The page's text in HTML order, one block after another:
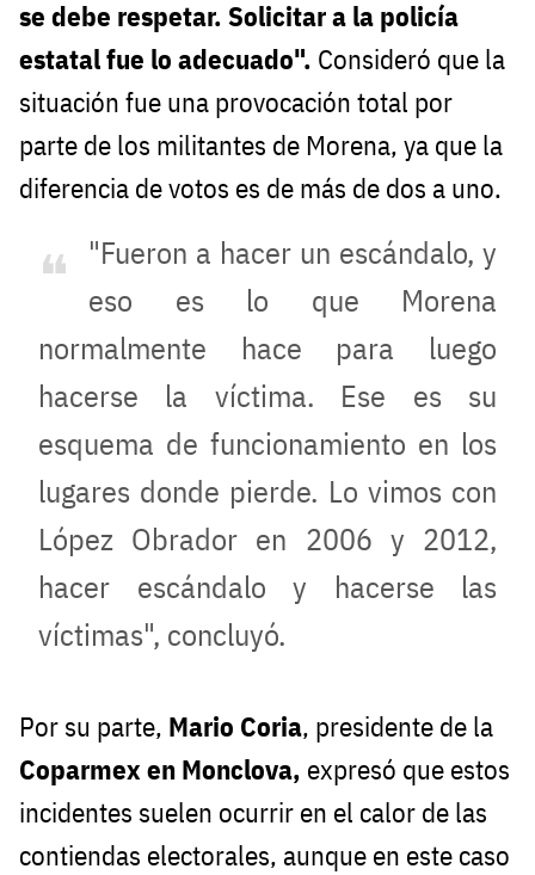
se debe respetar. Solicitar a la policía
estatal fue lo adecuado". Consideró que la
situación fue una provocación total por
parte de los militantes de Morena, ya que la
diferencia de votos es de más de dos a uno.
"Fueron a hacer un escándalo, y
eso es lo que Morena
normalmente hace para luego
hacerse la víctima. Ese es su
esquema de funcionamiento en los
lugares donde pierde. Lo vimos con
López Obrador en 2006 y 2012,
hacer escándalo y hacerse las
víctimas", concluyó.
Por su parte, Mario Coria, presidente de la
Coparmex en Monclova, expresó que estos
incidentes suelen ocurrir en el calor de las
contiendas electorales, aunque en este caso